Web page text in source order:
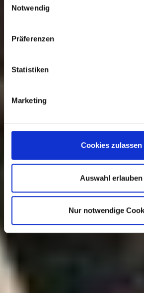
Notwendig
Präferenzen
Statistiken
Marketing
Cookies zulassen
Auswahl erlauben
Nur notwendige